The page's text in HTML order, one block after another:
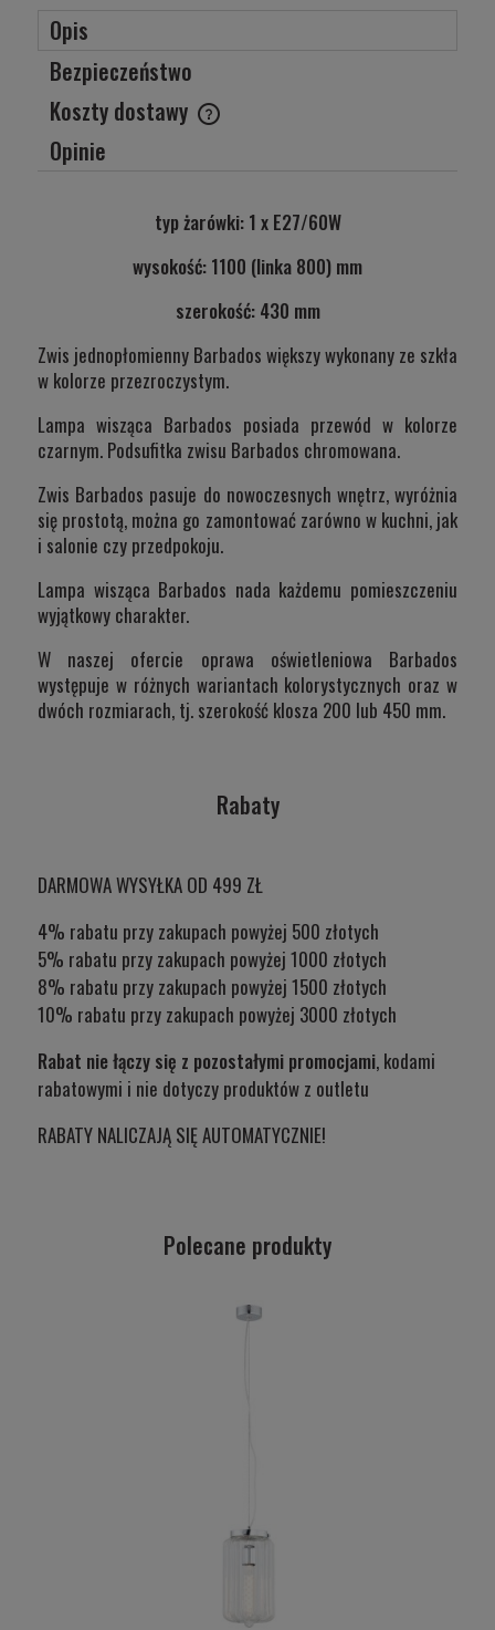
Opis
Bezpieczeństwo
Koszty dostawy
Cena nie zawiera ewentualnych kosztów płatności
Opinie
typ żarówki: 1 x E27/60W
wysokość: 1100 (linka 800) mm
szerokość: 430 mm
Zwis jednopłomienny Barbados większy wykonany ze szkła
w kolorze przezroczystym.
Lampa wisząca Barbados posiada przewód w kolorze
czarnym. Podsufitka zwisu Barbados chromowana.
Zwis Barbados pasuje do nowoczesnych wnętrz, wyróżnia
się prostotą, można go zamontować zarówno w kuchni, jak
i salonie czy przedpokoju.
Lampa wisząca Barbados nada każdemu pomieszczeniu
wyjątkowy charakter.
W naszej ofercie oprawa oświetleniowa Barbados
występuje w różnych wariantach kolorystycznych oraz w
dwóch rozmiarach, tj. szerokość klosza 200 lub 450 mm.
Rabaty
DARMOWA WYSYŁKA OD 499 ZŁ
4% rabatu przy zakupach powyżej 500 złotych
5% rabatu przy zakupach powyżej 1000 złotych
8% rabatu przy zakupach powyżej 1500 złotych
10% rabatu przy zakupach powyżej 3000 złotych
Rabat nie łączy się z pozostałymi promocjami, kodami
rabatowymi i nie dotyczy produktów z outletu
RABATY NALICZAJĄ SIĘ AUTOMATYCZNIE!
Polecane produkty